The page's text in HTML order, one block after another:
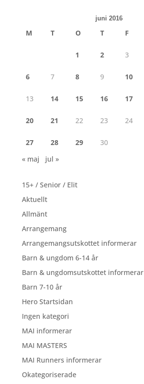
juni 2016
M T O T F
1 2 3
6 7 8 9 10
13 14 15 16 17
20 21 22 23 24
27 28 29
30
« maj
jul »
15+ / Senior / Elit
Aktuellt
Allmänt
Arrangemang
Arrangemangsutskottet informerar
Barn & ungdom 6-14 år
Barn & ungdomsutskottet informerar
Barn 7-10 år
Hero Startsidan
Ingen kategori
MAI informerar
MAI MASTERS
MAI Runners informerar
Okategoriserade